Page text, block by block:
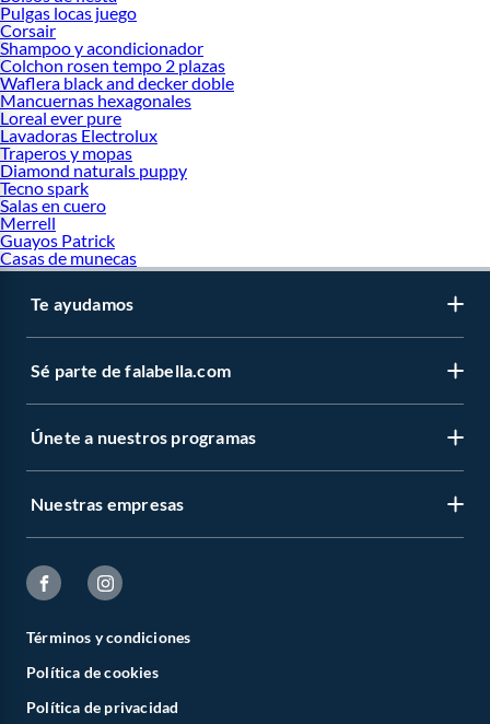
Pulgas locas juego
Corsair
Shampoo y acondicionador
Colchon rosen tempo 2 plazas
Waflera black and decker doble
Mancuernas hexagonales
Loreal ever pure
Lavadoras Electrolux
Traperos y mopas
Diamond naturals puppy
Tecno spark
Salas en cuero
Merrell
Guayos Patrick
Casas de munecas
Te ayudamos
Sé parte de falabella.com
Únete a nuestros programas
Nuestras empresas
Términos y condiciones
Política de cookies
Política de privacidad